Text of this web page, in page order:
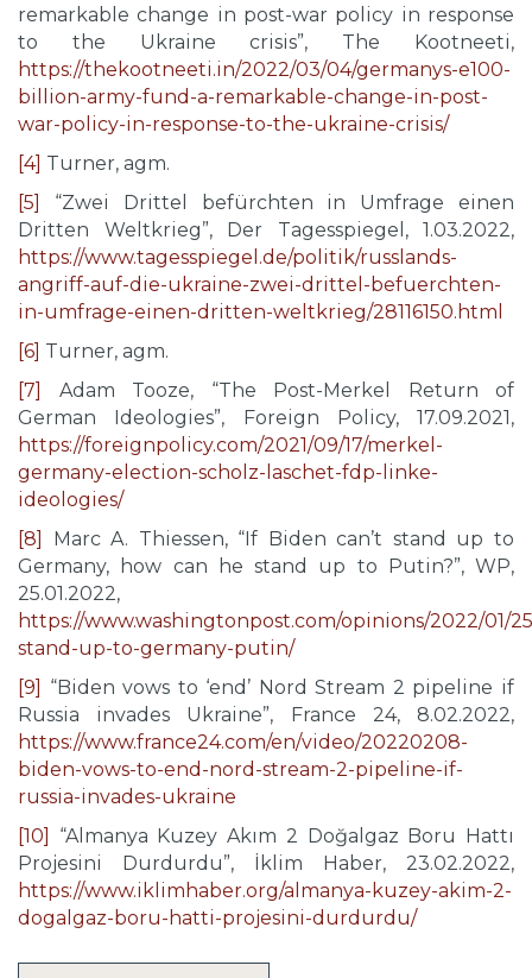
remarkable change in post-war policy in response
to the Ukraine crisis”, The Kootneeti,
https://thekootneeti.in/2022/03/04/germanys-e100-
billion-army-fund-a-remarkable-change-in-post-
war-policy-in-response-to-the-ukraine-crisis/
[4] Turner, agm.
[5]
“Zwei Drittel befürchten in Umfrage einen
Dritten Weltkrieg”, Der Tagesspiegel, 1.03.2022,
https://www.tagesspiegel.de/politik/russlands-
angriff-auf-die-ukraine-zwei-drittel-befuerchten-
in-umfrage-einen-dritten-weltkrieg/28116150.html
[6] Turner, agm.
[7]
Adam Tooze, “The Post-Merkel Return of
German Ideologies”, Foreign Policy, 17.09.2021,
https://foreignpolicy.com/2021/09/17/merkel-
germany-election-scholz-laschet-fdp-linke-
ideologies/
[8]
Marc A. Thiessen, “If Biden can’t stand up to
Germany, how can he stand up to Putin?”, WP,
25.01.2022,
https://www.washingtonpost.com/opinions/2022/01/
stand-up-to-germany-putin/
[9] “Biden vows to ‘end’ Nord Stream 2 pipeline if
Russia invades Ukraine”, France 24, 8.02.2022,
https://www.france24.com/en/video/20220208-
biden-vows-to-end-nord-stream-2-pipeline-if-
russia-invades-ukraine
[10]
“Almanya Kuzey Akım 2 Doğalgaz Boru Hattı
Projesini Durdurdu”, İklim Haber, 23.02.2022,
https://www.iklimhaber.org/almanya-kuzey-akim-2-
dogalgaz-boru-hatti-projesini-durdurdu/